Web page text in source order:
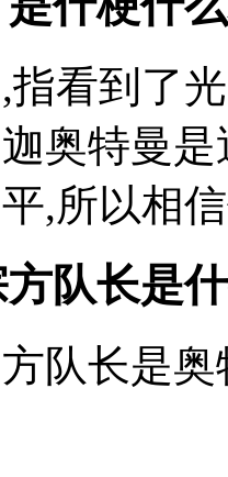
看到了
奥特曼
,所以相
队长是
队长是